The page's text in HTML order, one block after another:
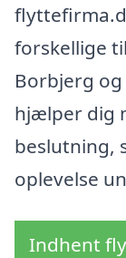
forskellige
Borbjerg
hjælper dig
beslutning,
oplevelse
Indhent